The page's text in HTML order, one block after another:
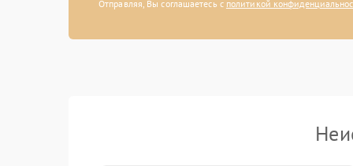
Отправляя, Вы соглашаетесь с политикой